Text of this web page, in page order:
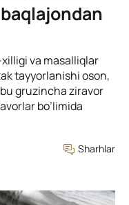
va masalliqlar
tayyorlanishi oson,
gruzincha ziravor
bo’limida
Sharhlar